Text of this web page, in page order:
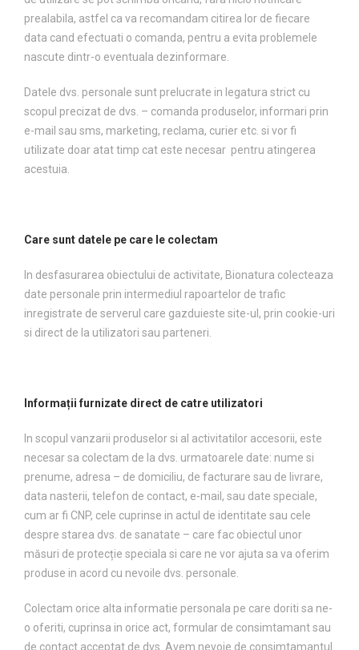
prealabila, astfel ca va recomandam citirea lor de fiecare
data cand efectuati o comanda, pentru a evita problemele
nascute dintr-o eventuala dezinformare.
Datele dvs. personale sunt prelucrate in legatura strict cu
scopul precizat de dvs. – comanda produselor, informari prin
e-mail sau sms, marketing, reclama, curier etc. si vor fi
utilizate doar atat timp cat este necesar pentru atingerea
acestuia.
Care sunt datele pe care le colectam
In desfasurarea obiectului de activitate, Bionatura colecteaza
date personale prin intermediul rapoartelor de trafic
inregistrate de serverul care gazduieste site-ul, prin cookie-uri
si direct de la utilizatori sau parteneri.
Informații furnizate direct de catre utilizatori
In scopul vanzarii produselor si al activitatilor accesorii, este
necesar sa colectam de la dvs. urmatoarele date: nume si
prenume, adresa – de domiciliu, de facturare sau de livrare,
data nasterii, telefon de contact, e-mail, sau date speciale,
cum ar fi CNP, cele cuprinse in actul de identitate sau cele
despre starea dvs. de sanatate – care fac obiectul unor
măsuri de protecție speciala si care ne vor ajuta sa va oferim
produse in acord cu nevoile dvs. personale.
Colectam orice alta informatie personala pe care doriti sa ne-
o oferiti, cuprinsa in orice act, formular de consimtamant sau
de contact acceptat de dvs. Avem nevoie de consimtamantul